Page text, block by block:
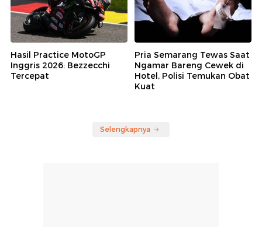
Hasil Practice MotoGP
Inggris 2026: Bezzecchi
Tercepat
Pria Semarang Tewas Saat
Ngamar Bareng Cewek di
Hotel, Polisi Temukan Obat
Kuat
Selengkapnya